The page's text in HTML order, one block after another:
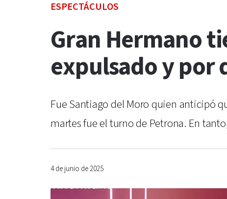
ESPECTÁCULOS
Gran Hermano
expulsado y por
Fue Santiago del Moro quien anticipó
martes fue el turno de Petrona. En
4 de junio de 2025